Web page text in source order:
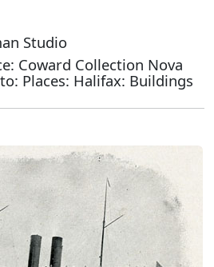
Studio
Coward Collection Nova
Places: Halifax: Buildings